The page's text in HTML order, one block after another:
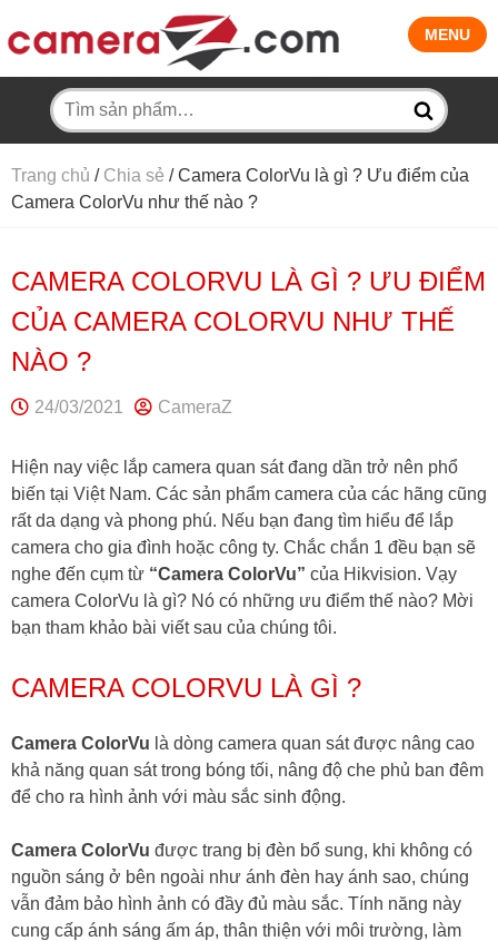
kiếm:
MENU
Trang chủ / Chia sẻ /Camera ColorVu là gì ? Ưu điểm của
Camera ColorVu như thế nào ?
CAMERA COLORVU LÀ GÌ ? ƯU ĐIỂM
CỦA CAMERA COLORVU NHƯ THẾ
NÀO ?
24/03/2021 CameraZ
Hiện nay việc lắp camera quan sát đang dần trở nên phổ
biến tại Việt Nam. Các sản phẩm camera của các hãng cũng
rất da dạng và phong phú. Nếu bạn đang tìm hiểu để lắp
camera cho gia đình hoặc công ty. Chắc chắn 1 đều bạn sẽ
nghe đến cụm từ “Camera ColorVu” của Hikvision. Vạy
camera ColorVu là gì? Nó có những ưu điểm thế nào? Mời
bạn tham khảo bài viết sau của chúng tôi.
CAMERA COLORVU LÀ GÌ ?
Camera ColorVu là dòng camera quan sát được nâng cao
khả năng quan sát trong bóng tối, nâng độ che phủ ban đêm
để cho ra hình ảnh với màu sắc sinh động.
Camera ColorVu được trang bị đèn bổ sung, khi không có
nguồn sáng ở bên ngoài như ánh đèn hay ánh sao, chúng
vẫn đảm bảo hình ảnh có đầy đủ màu sắc. Tính năng này
cung cấp ánh sáng ấm áp, thân thiện với môi trường, làm